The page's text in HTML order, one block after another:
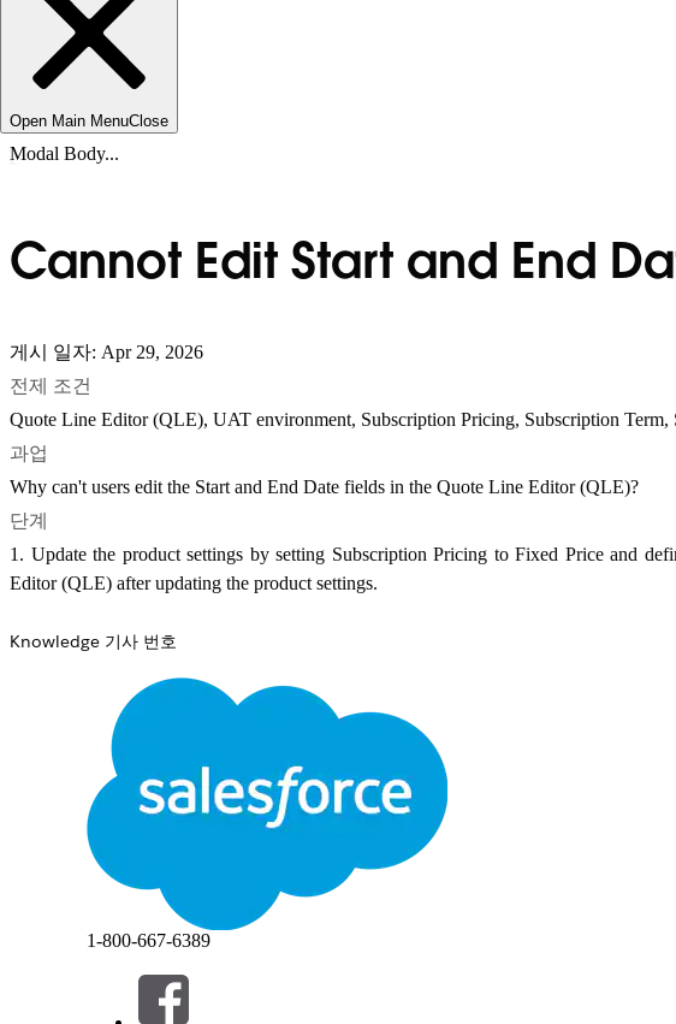
Open Main MenuClose
Modal Body...
Cannot Edit Start and End
게시 일자: Apr 29, 2026
전제 조건
Quote Line Editor (QLE), UAT environment, Subscription Pricing, Subscription Term,
과업
Why can't users edit the Start and End Date fields in the Quote Line Editor (QLE)?
단계
1. Update the product settings by setting Subscription Pricing to Fixed Price and
Editor (QLE) after updating the product settings.
Knowledge 기사 번호
이 기사를 통해 문제를 해결했습니까?
개선을 위한 의견을 보내주세요.
1-800-667-6389